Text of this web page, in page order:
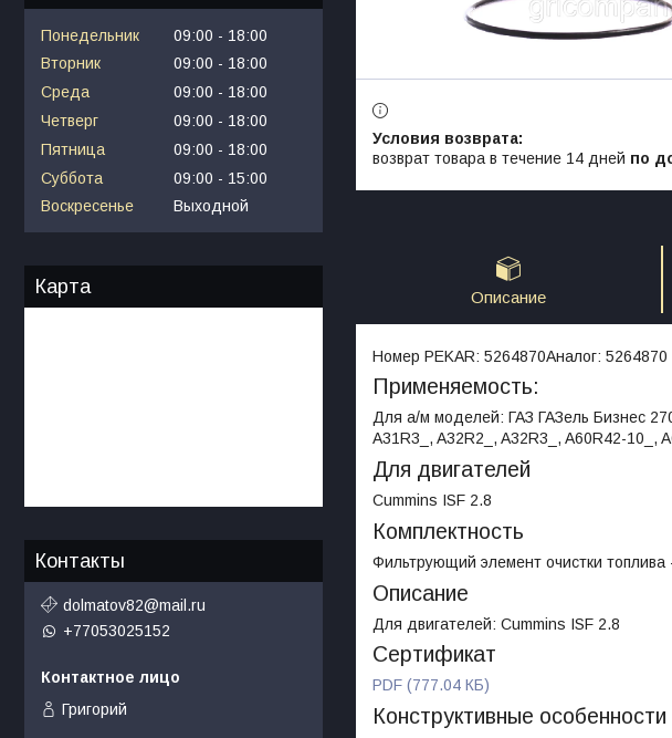
возврат товара в течение 14 дней по
Описание
Номер PEKAR: 5264870Аналог: 5264870
Применяемость:
Для а/м моделей: ГАЗ ГАЗель Бизнес
A31R3_, A32R2_, A32R3_, A60R42-10_,
Для двигателей
Cummins ISF 2.8
Комплектность
Фильтрующий элемент очистки топлива
Описание
Для двигателей: Cummins ISF 2.8
Сертификат
PDF (777.04 КБ)
Конструктивные
Понедельник 09:00
18:00
Вторник
09:00
18:00
Среда
09:00
18:00
Четверг
09:00
18:00
Пятница
09:00
18:00
Суббота
09:00
15:00
Воскресенье
Выходной
Карта
Контакты
dolmatov82@mail.ru
+77053025152
Григорий